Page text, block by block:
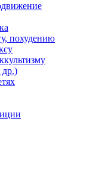
похудению
др.)